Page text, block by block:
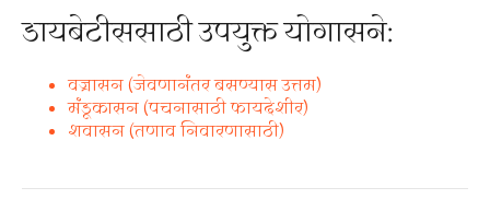
डायबेटीससाठी उपयुक्त योगासने:
वज्रासन (जेवणानंतर बसण्यास उत्तम)
मंडूकासन (पचनासाठी फायदेशीर)
शवासन (तणाव निवारणासाठी)